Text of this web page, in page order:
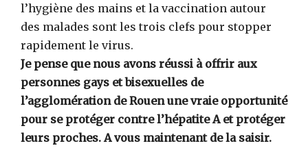
l’hygiène des mains et la vaccination autour
des malades sont les trois clefs pour stopper
rapidement le virus.
Je pense que nous avons réussi à offrir aux
personnes gays et bisexuelles de
l’agglomération de Rouen une vraie opportunité
pour se protéger contre l’hépatite A et protéger
leurs proches. A vous maintenant de la saisir.